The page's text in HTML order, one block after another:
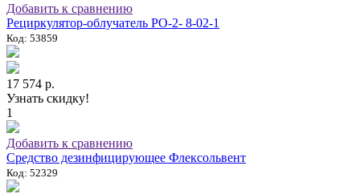
Добавить к сравнению
Рециркулятор-облучатель РО-2- 8-02-1
Код: 53859
17 574 р.
Узнать скидку!
1
Добавить к сравнению
Средство дезинфицирующее Флексольвент
Код: 52329